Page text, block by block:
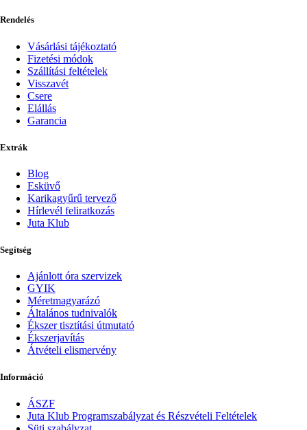
Rendelés
Vásárlási tájékoztató
Fizetési módok
Szállítási feltételek
Visszavét
Csere
Elállás
Garancia
Extrák
Blog
Esküvő
Karikagyűrű tervező
Hírlevél feliratkozás
Juta Klub
Segítség
Ajánlott óra szervizek
GYIK
Méretmagyarázó
Általános tudnivalók
Ékszer tisztítási útmutató
Ékszerjavítás
Átvételi elismervény
Információ
ÁSZF
Juta Klub Programszabályzat és Részvételi Feltételek